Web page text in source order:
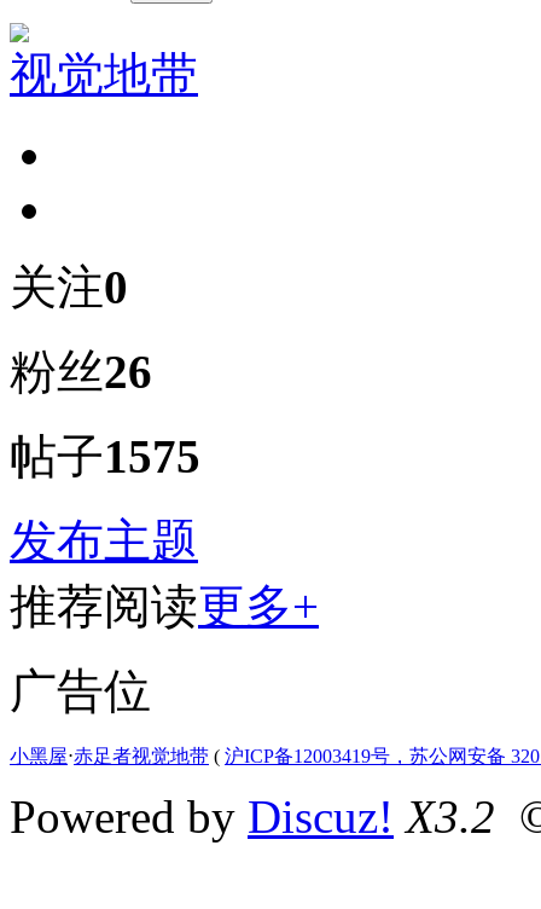
视觉地带
关注0
粉丝26
帖子1575
发布主题
推荐阅读更多+
广告位
小黑屋⋅赤足者视觉地带 ( 沪ICP备12003419号，苏公网安备
Powered by Discuz! X3.2